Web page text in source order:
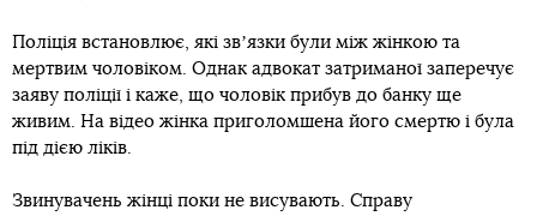
Поліція встановлює, які звʼязки були між жінкою та
мертвим чоловіком. Однак адвокат затриманої заперечує
заяву поліції і каже, що чоловік прибув до банку ще
живим. На відео жінка приголомшена його смертю і була
під дією ліків.
Звинувачень жінці поки не висувають. Справу